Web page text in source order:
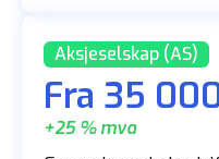
Aksjeselskap (AS)
Fra 35
+25 % mva